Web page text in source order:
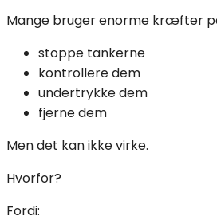
Mange bruger enorme kræfter
stoppe tankerne
kontrollere dem
undertrykke dem
fjerne dem
Men det kan ikke virke.
Hvorfor?
Fordi: